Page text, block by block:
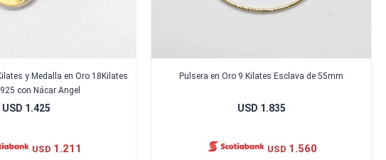
y Medalla en Oro 18Kilates
con Nácar Angel
USD 1.425
USD 1.211
Pulsera en Oro 9 Kilates Esclava de 55mm
USD 1.835
USD 1.560